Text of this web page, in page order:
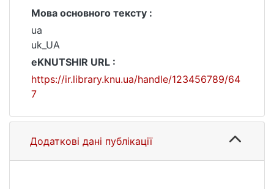
Мова основного тексту :
ua
uk_UA
eKNUTSHIR URL :
https://ir.library.knu.ua/handle/123456789/64
7
Додаткові дані публікації